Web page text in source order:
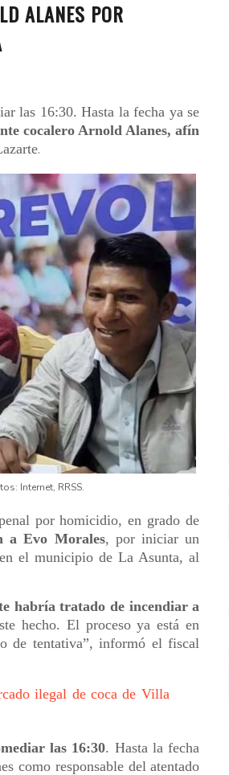
ALANES POR
las 16:30. Hasta la fecha ya se
cocalero Arnold Alanes, afín
.
Internet, RRSS.
por homicidio, en grado de
a Evo Morales, por iniciar un
el municipio de La Asunta, al
habría tratado de incendiar a
hecho. El proceso ya está en
de tentativa”, informó el fiscal
ilegal de coca de Villa
las 16:30. Hasta la fecha
como responsable del atentado